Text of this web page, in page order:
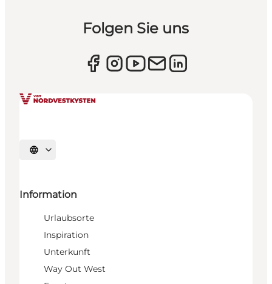
Folgen Sie uns
Sprache auswählen
Information
Urlaubsorte
Inspiration
Unterkunft
Way Out West